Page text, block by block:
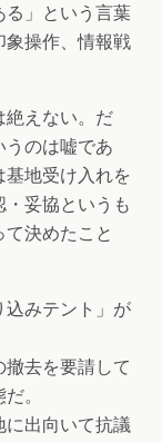
る」という言葉
象操作、情報戦
絶えない。だ
うのは嘘であ
基地受け入れを
妥協というも
決めたこと
込みテント」が
去を要請して
。
に出向いて抗議